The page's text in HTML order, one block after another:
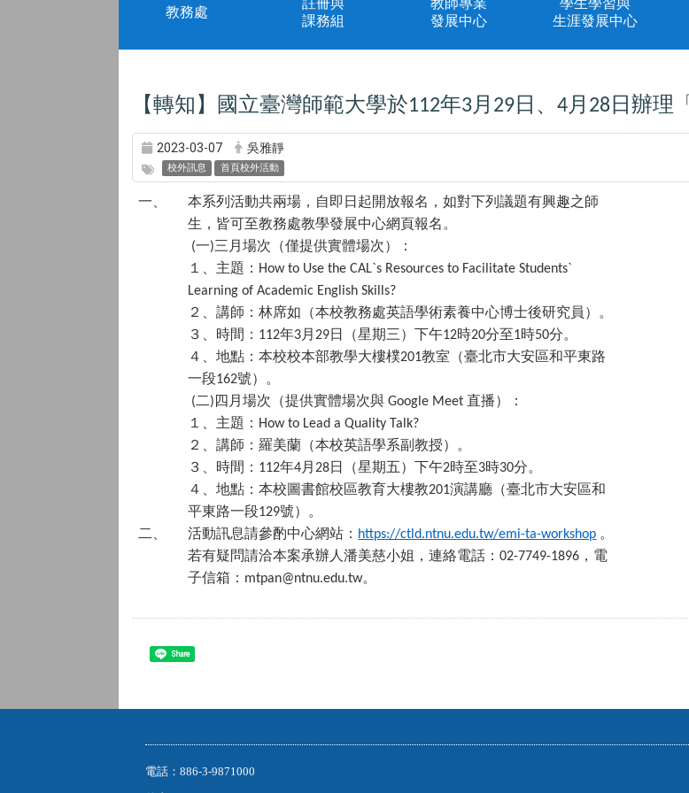
教務處
課務組
發展中心
生涯發展中心
【轉知】國立臺灣師範大學於112年3 月 29 日、4 月 28 日辦理「
2023-03-07 吳雅靜
校外訊息 首頁校外活動
一、
本系列活動共兩場，自即日起開放報名，如對下列議題有興趣之師
生，皆可至教務處教學發展中心網頁報名。
(一)三月場次（僅提供實體場次）：
１、主題： How to Use the CAL`s Resources to Facilitate Students`
Learning of Academic English Skills?
２、講師：林席如（本校教務處英語學術素養中心博士後研究員）。
３、時間： 112年3月 29日（星期三）下午12時20分至1時50分。
４、地點：本校校本部教學大樓樸201教室（臺北市大安區和平東路
一段162號）。
(二) 四月場次（提供實體場次與 Google Meet 直播）：
１、主題： How to Lead a Quality Talk?
２、講師：羅美蘭（本校英語學系副教授）。
３、時間： 112年4月 28日（星期五）下午2時至3時30分。
４、地點：本校圖書館校區教育大樓教201演講廳（臺北市大安區和
平東路一段129號）。
二、
活動訊息請參酌中心網站： https://ctld.ntnu.edu.tw/emi-ta-workshop 。
若有疑問請洽本案承辦人潘美慈小姐，連絡電話：02-7749-1896 ，電
子信箱： mtpan@ntnu.edu.tw。
Share
電話：886-3-9871000